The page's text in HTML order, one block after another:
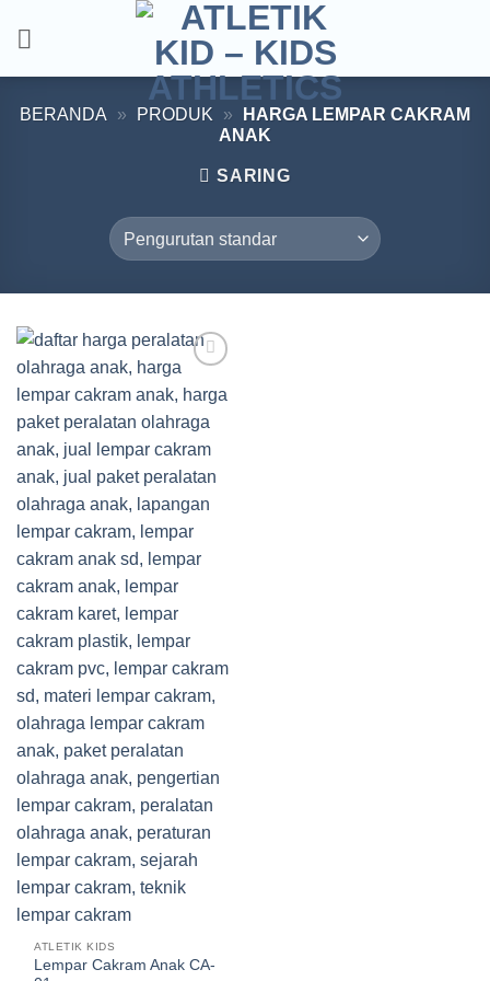
BERANDA » PRODUK »
HARGA LEMPAR CAKRAM
ANAK
SARING
wishlist
ATLETIK KIDS
Lempar Cakram Anak CA-